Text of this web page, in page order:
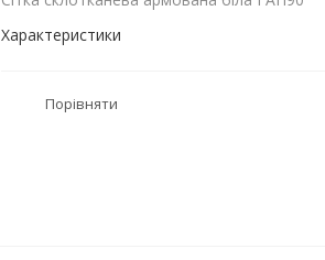
Характеристики
Порівняти